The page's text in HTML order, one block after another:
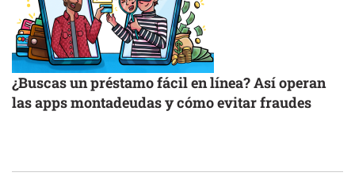
¿Buscas un préstamo fácil en línea? Así operan
las apps montadeudas y cómo evitar fraudes